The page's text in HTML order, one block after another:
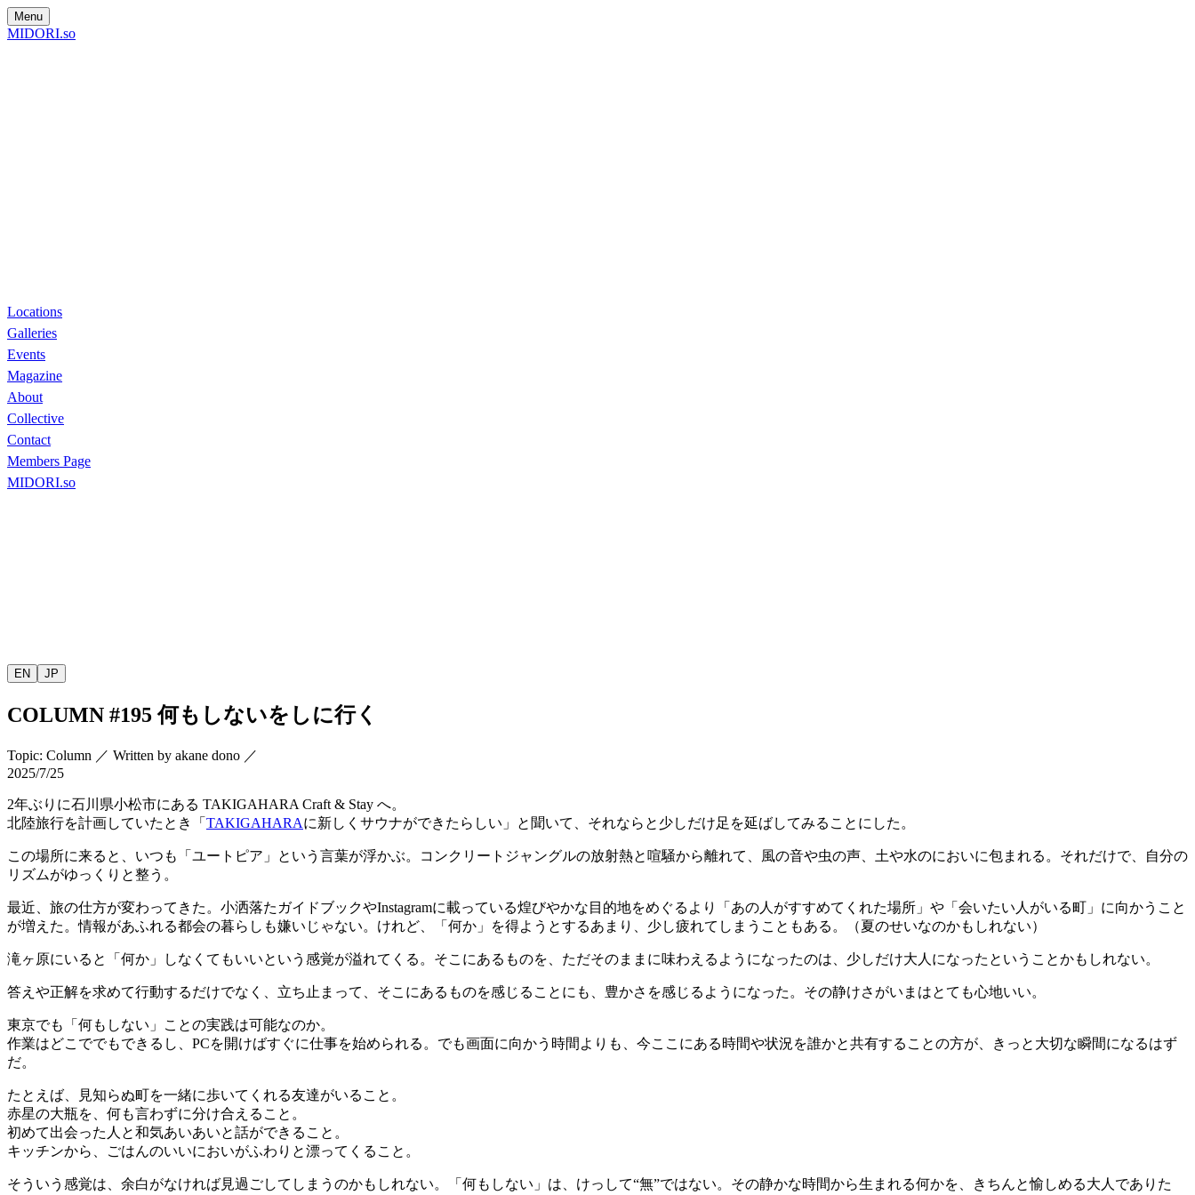
Menu
MIDORI.so
Locations
Galleries
Events
Magazine
About
Collective
Contact
Members Page
MIDORI.so
EN JP
COLUMN #195何もしないをしに行く
Topic: Column ／ Written by akane dono ／
2025/7/25
2年ぶりに石川県小松市にある TAKIGAHARA Craft & Stay へ。
北陸旅行を計画していたとき「 TAKIGAHARAに新しくサウナができたらしい」と聞いて、それならと少しだけ足を延ばしてみることにした。
この場所に来ると、いつも「ユートピア」という言葉が浮かぶ。コンクリートジャングルの放射熱と喧騒から離れて、風の音や虫の声、土や水のにおいに包まれる。それだけで、自分の
リズムがゆっくりと整う。
最近、旅の仕方が変わってきた。小洒落たガイドブックやInstagramに載っている煌びやかな目的地をめぐるより「あの人がすすめてくれた場所」や「会いたい人がいる町」に向かうこと
が増えた。情報があふれる都会の暮らしも嫌いじゃない。けれど、「何か」を得ようとするあまり、少し疲れてしまうこともある。（夏のせいなのかもしれない）
滝ヶ原にいると「何か」しなくてもいいという感覚が溢れてくる。そこにあるものを、ただそのままに味わえるようになったのは、少しだけ大人になったということかもしれない。
答えや正解を求めて行動するだけでなく、立ち止まって、そこにあるものを感じることにも、豊かさを感じるようになった。その静けさがいまはとても心地いい。
東京でも「何もしない」ことの実践は可能なのか。
作業はどこででもできるし、 PCを開けばすぐに仕事を始められる。でも画面に向かう時間よりも、今ここにある時間や状況を誰かと共有することの方が、きっと大切な瞬間になるはず
だ。
たとえば、見知らぬ町を一緒に歩いてくれる友達がいること。
赤星の大瓶を、何も言わずに分け合えること。
初めて出会った人と和気あいあいと話ができること。
キッチンから、ごはんのいいにおいがふわりと漂ってくること。
そういう感覚は、余白がなければ見過ごしてしまうのかもしれない。「何もしない」は、けっして“無”ではない。その静かな時間から生まれる何かを、きちんと愉しめる大人でありた